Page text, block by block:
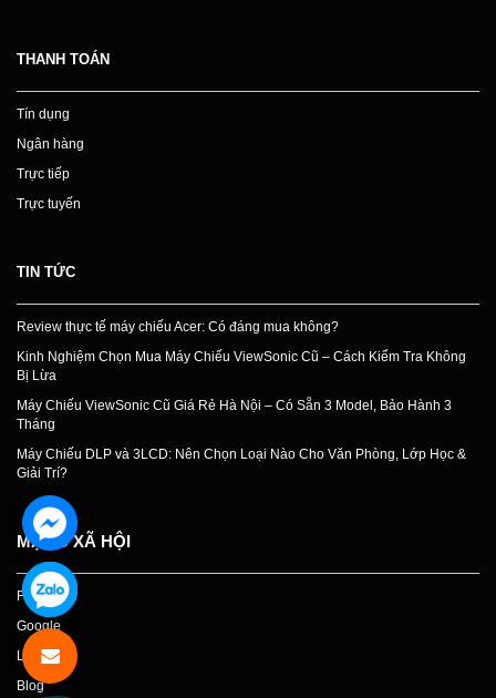
THANH TOÁN
Tín dụng
Ngân hàng
Trực tiếp
Trực tuyến
TIN TỨC
Review thực tế máy chiếu Acer: Có đáng mua không?
Kinh Nghiệm Chọn Mua Máy Chiếu ViewSonic Cũ – Cách Kiểm Tra Không
Bị Lừa
Máy Chiếu ViewSonic Cũ Giá Rẻ Hà Nội – Có Sẵn 3 Model, Bảo Hành 3
Tháng
Máy Chiếu DLP và 3LCD: Nên Chọn Loại Nào Cho Văn Phòng, Lớp Học &
Giải Trí?
MẠNG XÃ HỘI
Facebook
Google
Linkedin
Blog